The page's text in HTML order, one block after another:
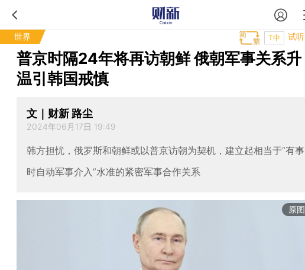
世界 试听
T中
普京时隔24年将再访朝鲜 俄朝军事关系升
温引韩国戒慎
文｜财新 路尘
2024年06月17日 19:49
韩方担忧，俄罗斯和朝鲜或以普京访朝为契机，建立起相当于“有事
时自动军事介入”水准的紧密军事合作关系
原图